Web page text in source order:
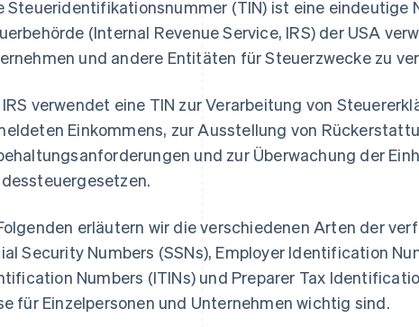
Steueridentifikationsnummer (TIN) ist eine eindeutige
(Internal Revenue Service, IRS) der USA
und andere Entitäten für Steuerzwecke zu
IRS verwendet eine TIN zur Verarbeitung von
Einkommens, zur Ausstellung von
und zur Überwachung der
erläutern wir die verschiedenen Arten der
Security Numbers (SSNs), Employer Identification
Numbers (ITINs) und Preparer Tax
für Einzelpersonen und Unternehmen wichtig sind.